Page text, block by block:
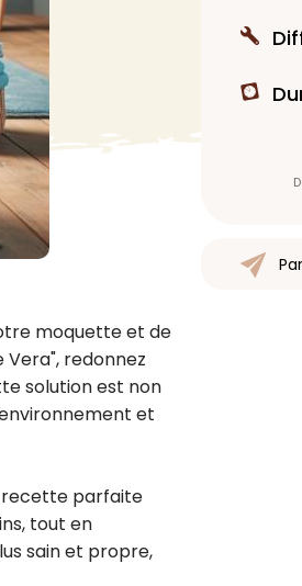
Spray corporel
moquette et de
Vera", redonnez
solution est non
et
recette parfaite
tout en
sain et propre,